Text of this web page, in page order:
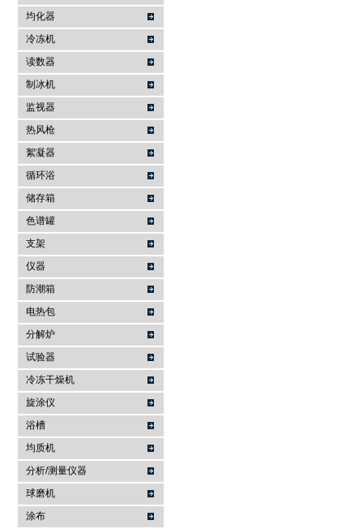
均化器
冷冻机
读数器
制冰机
监视器
热风枪
絮凝器
循环浴
储存箱
色谱罐
支架
仪器
防潮箱
电热包
分解炉
试验器
冷冻干燥机
旋涂仪
浴槽
均质机
分析/测量仪器
球磨机
涂布